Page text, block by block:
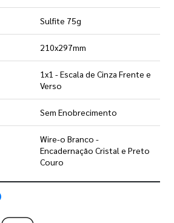
Sulfite 75g
210x297mm
1x1 - Escala de Cinza Frente e
Verso
Sem Enobrecimento
Wire-o Branco -
Encadernação Cristal e Preto
Couro
Saiba como utilizar os nossos gabaritos